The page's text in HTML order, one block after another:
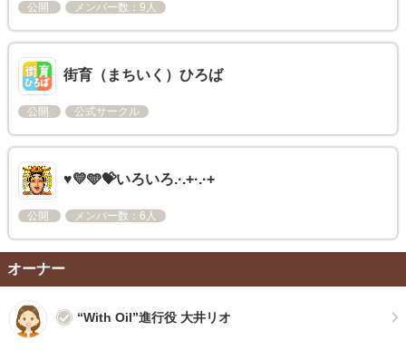
公開 メンバー数：9人
街育（まちいく）ひろば
公開 公式サークル
♥️💛🩵💝いろいろ.·.+·.·+
公開 メンバー数：6人
オーナー
“With Oil”進行役 大井リオ